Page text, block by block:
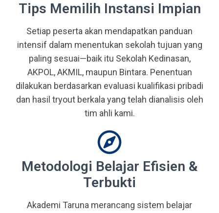
Tips Memilih Instansi Impian
Setiap peserta akan mendapatkan panduan
intensif dalam menentukan sekolah tujuan yang
paling sesuai—baik itu Sekolah Kedinasan,
AKPOL, AKMIL, maupun Bintara. Penentuan
dilakukan berdasarkan evaluasi kualifikasi pribadi
dan hasil tryout berkala yang telah dianalisis oleh
tim ahli kami.
Metodologi Belajar Efisien &
Terbukti
Akademi Taruna merancang sistem belajar